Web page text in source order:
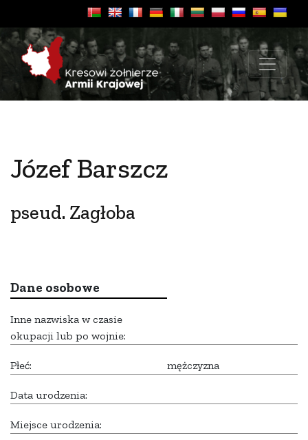
Józef Barszcz
pseud. Zagłoba
Dane osobowe
Inne nazwiska w czasie
okupacji lub po wojnie:
Płeć: mężczyzna
Data urodzenia:
Miejsce urodzenia: